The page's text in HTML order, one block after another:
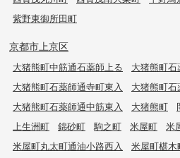
紫野東御所田町
京都市上京区
大猪熊町中筋通石薬師上る
大猪熊町
大猪熊町石薬師通寺町東入
大猪熊町石
大猪熊町石薬師通中筋東入
大猪熊町
上生洲町
錦砂町 駒之町 米屋町
米
米屋町丸太町通油小路西入
米屋町椹木